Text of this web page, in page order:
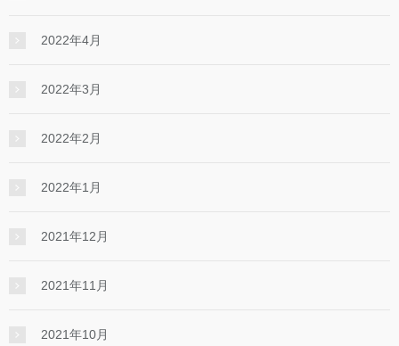
2022年4月
2022年3月
2022年2月
2022年1月
2021年12月
2021年11月
2021年10月